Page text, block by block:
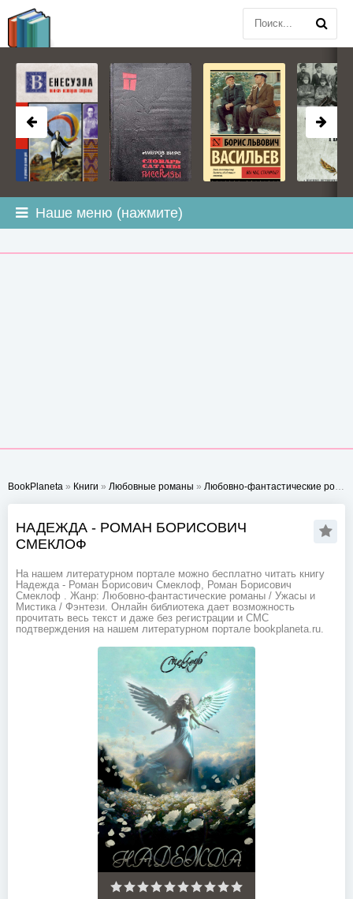
Наше меню (нажмите)
BookPlaneta » Книги » Любовные романы » Любовно-фантастические романы
НАДЕЖДА - РОМАН БОРИСОВИЧ
СМЕКЛОФ
На нашем литературном портале можно бесплатно читать книгу
Надежда - Роман Борисович Смеклоф, Роман Борисович
Смеклоф . Жанр: Любовно-фантастические романы / Ужасы и
Мистика / Фэнтези. Онлайн библиотека дает возможность
прочитать весь текст и даже без регистрации и СМС
подтверждения на нашем литературном портале bookplaneta.ru.
BOOKPLANETA.COM